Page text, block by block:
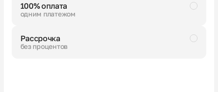
Контакты
100% оплата
одним платежом
Рассрочка
без процентов